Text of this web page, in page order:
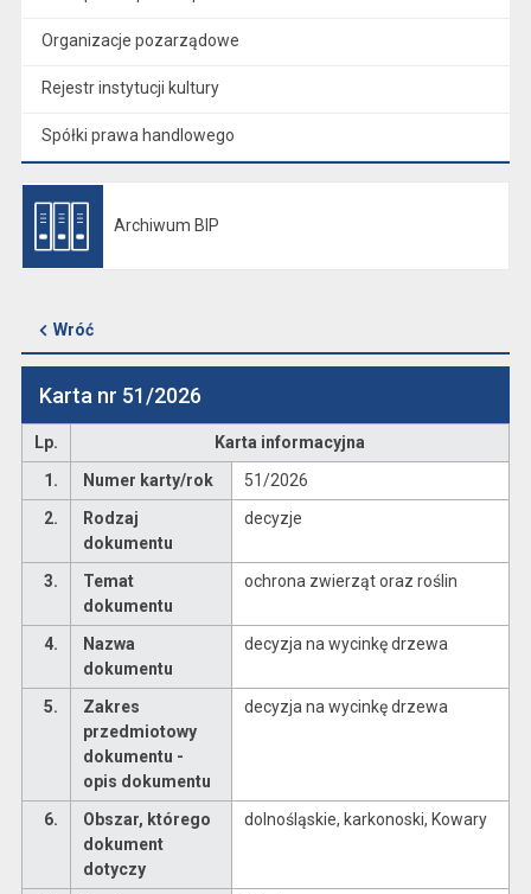
Organizacje pozarządowe
Rejestr instytucji kultury
Spółki prawa handlowego
Archiwum BIP
Wróć
Karta nr 51/2026
Lp.
Karta informacyjna
1.
Numer karty/rok
51/2026
2.
Rodzaj
dokumentu
decyzje
3.
Temat
dokumentu
ochrona zwierząt oraz roślin
4.
Nazwa
dokumentu
decyzja na wycinkę drzewa
5.
Zakres
przedmiotowy
dokumentu -
opis dokumentu
decyzja na wycinkę drzewa
6.
Obszar, którego
dokument
dotyczy
dolnośląskie, karkonoski, Kowary